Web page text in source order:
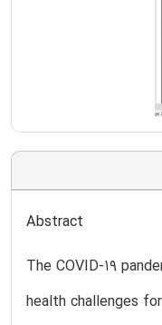
Abstract
The COVID-19
health challenges